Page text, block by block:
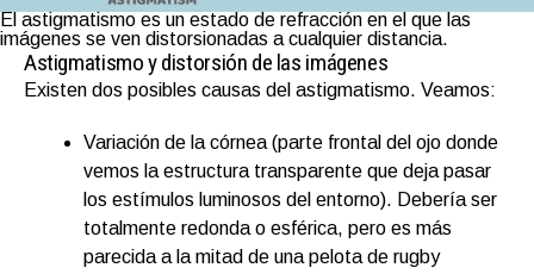
El astigmatismo es un estado de refracción en el que las
imágenes se ven distorsionadas a cualquier distancia.
Astigmatismo y distorsión de las imágenes
Existen dos posibles causas del astigmatismo. Veamos:
Variación de la córnea (parte frontal del ojo donde
vemos la estructura transparente que deja pasar
los estímulos luminosos del entorno). Debería ser
totalmente redonda o esférica, pero es más
parecida a la mitad de una pelota de rugby